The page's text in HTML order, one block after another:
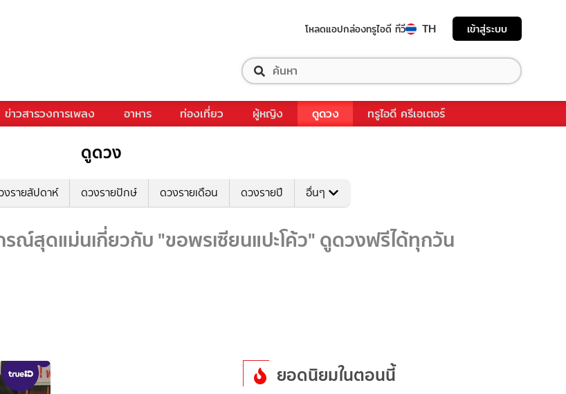
โหลดแอปกล่องทรูไอดี ทีวี TH เข้าสู่ระบบ
ข่าวสารวงการเพลง อาหาร ท่องเที่ยว ผู้หญิง ดูดวง ทรูไอดี ครีเอเตอร์
ดูดวง
งรายสัปดาห์ ดวงรายปักษ์ ดวงรายเดือน ดวงรายปี อื่นๆ
ณ์สุดแม่นเกี่ยวกับ "ขอพรเซียนแปะโค้ว" ดูดวงฟรีได้ทุกวัน
ยอดนิยมในตอนนี้